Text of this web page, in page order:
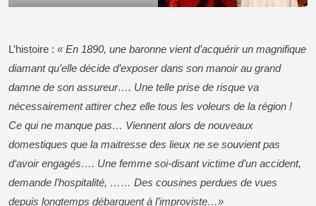
L’histoire : « En 1890, une baronne vient d’acquérir un magnifique
diamant qu’elle décide d’exposer dans son manoir au grand
damne de son assureur…. Une telle prise de risque va
nécessairement attirer chez elle tous les voleurs de la région !
Ce qui ne manque pas… Viennent alors de nouveaux
domestiques que la maitresse des lieux ne se souvient pas
d‘avoir engagés…. Une femme soi-disant victime d’un accident,
demande l’hospitalité, …… Des cousines perdues de vues
depuis longtemps débarquent à l’improviste…»